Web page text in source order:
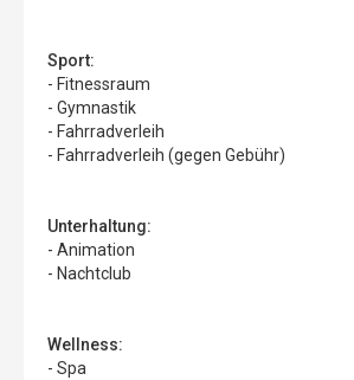
Sport:
- Fitnessraum
- Gymnastik
- Fahrradverleih
- Fahrradverleih (gegen Gebühr)
Unterhaltung:
- Animation
- Nachtclub
Wellness:
- Spa